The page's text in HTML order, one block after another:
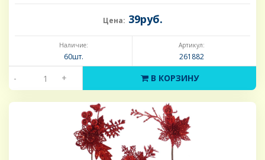
Цена: 39руб.
Наличие:
60шт.
Артикул:
261882
- + В КОРЗИНУ